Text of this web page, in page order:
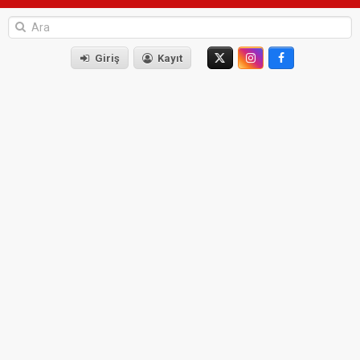
Giriş Kayıt